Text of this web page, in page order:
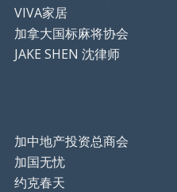
VIVA家居
加拿大国标麻将协会
JAKE SHEN 沈律师
加中地产投资总商会
加国无忧
约克春天